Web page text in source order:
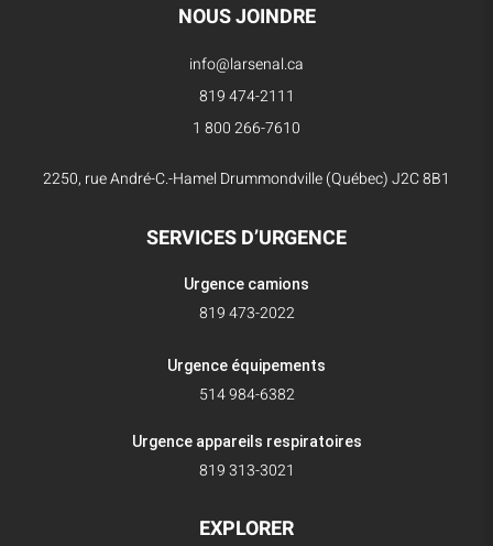
NOUS JOINDRE
info@larsenal.ca
819 474-2111
1 800 266-7610
2250, rue André-C.-Hamel Drummondville (Québec) J2C 8B1
SERVICES D’URGENCE
Urgence camions
819 473-2022
Urgence équipements
514 984-6382
Urgence appareils respiratoires
819 313-3021
EXPLORER